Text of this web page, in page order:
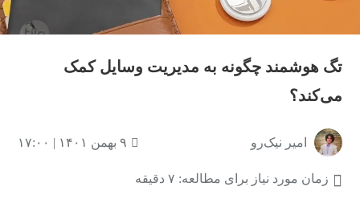
تگ هوشمند چگونه به مدیریت وسایل کمک
می‌کند؟
امیر نیک‌رو ۹ بهمن ۱۴۰۱ | ۱۷:۰۰
زمان مورد نیاز برای مطالعه: ۷ دقیقه